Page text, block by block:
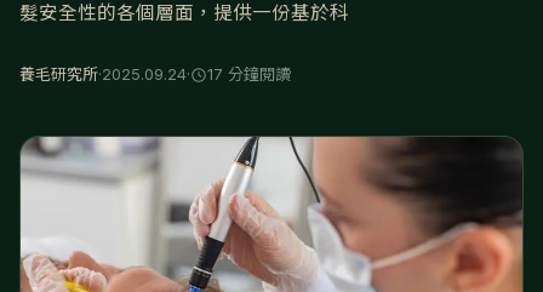
髮安全性的各個層面，提供一份基於科
養毛研究所·2025.09.24· 17 分鐘閱讀